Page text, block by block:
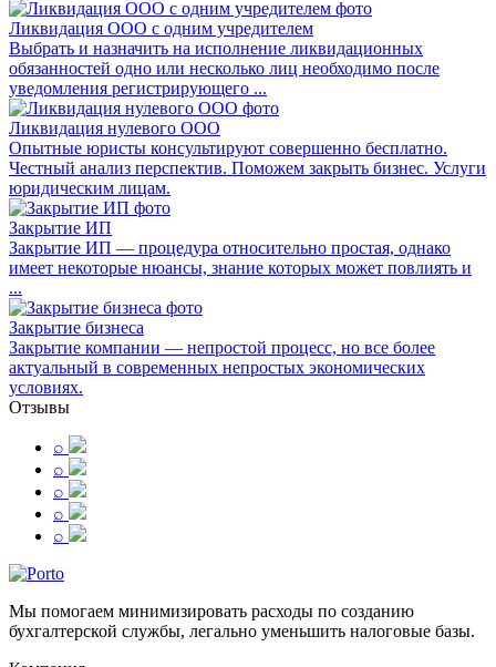
Ликвидация ООО с одним учредителем
Выбрать и назначить на исполнение ликвидационных
обязанностей одно или несколько лиц необходимо после
уведомления регистрирующего ...
Ликвидация нулевого ООО
Опытные юристы консультируют совершенно бесплатно.
Честный анализ перспектив. Поможем закрыть бизнес. Услуги
юридическим лицам.
Закрытие ИП
Закрытие ИП — процедура относительно простая, однако
имеет некоторые нюансы, знание которых может повлиять и
...
Закрытие бизнеса
Закрытие компании — непростой процесс, но все более
актуальный в современных непростых экономических
условиях.
Отзывы
⌕
⌕
⌕
⌕
⌕
Мы помогаем минимизировать расходы по созданию
бухгалтерской службы, легально уменьшить налоговые базы.